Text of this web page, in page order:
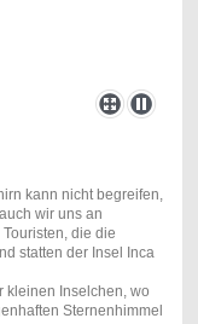
kann nicht begreifen,
wir uns an
die die
statten der Insel Inca
kleinen Inselchen, wo
Sternenhimmel